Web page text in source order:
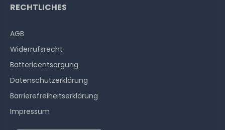
RECHTLICHES
AGB
Widerrufs­recht
Batterieentsorgung
Datenschutzerklärung
Barrierefreiheitserklärung
Impressum